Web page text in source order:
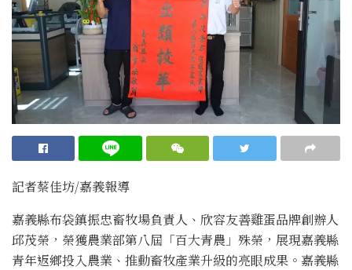
記者蔡佳坊/嘉義報導
嘉義縣布袋鎮振忠畜牧場負責人、欣容友善雞蛋品牌創辦人
邱茂榮，榮獲農業部第八屆「百大青農」殊榮，展現嘉義縣
青年返鄉投入農業、推動畜牧產業升級的亮眼成果。嘉義縣